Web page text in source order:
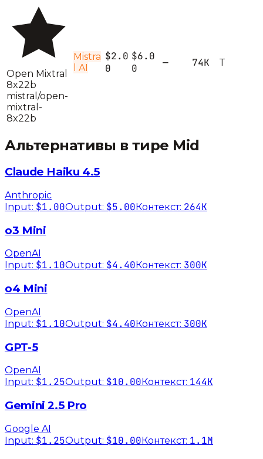
Open Mixtral
8x22b
mistral/open-
mixtral-
8x22b
Mistra
l AI
$2.0
0
$6.0
0
— 74K T
Альтернативы в тире Mid
Claude Haiku 4.5
Anthropic
Input: $1.00Output: $5.00Контекст: 264K
o3 Mini
OpenAI
Input: $1.10Output: $4.40 Контекст: 300K
o4 Mini
OpenAI
Input: $1.10Output: $4.40Контекст: 300K
GPT-5
OpenAI
Input: $1.25Output: $10.00 Контекст: 144K
Gemini 2.5 Pro
Google AI
Input: $1.25Output: $10.00Контекст: 1.1M